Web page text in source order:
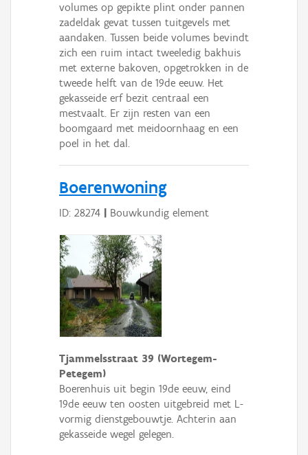
volumes op gepikte plint onder pannen
zadeldak gevat tussen tuitgevels met
aandaken. Tussen beide volumes bevindt
zich een ruim intact tweeledig bakhuis
met externe bakoven, opgetrokken in de
tweede helft van de 19de eeuw. Het
gekasseide erf bezit centraal een
mestvaalt. Er zijn resten van een
boomgaard met meidoornhaag en een
poel in het dal.
Boerenwoning
ID: 28274 | Bouwkundig element
Tjammelsstraat 39 (Wortegem-
Petegem)
Boerenhuis uit begin 19de eeuw, eind
19de eeuw ten oosten uitgebreid met L-
vormig dienstgebouwtje. Achterin aan
gekasseide wegel gelegen.